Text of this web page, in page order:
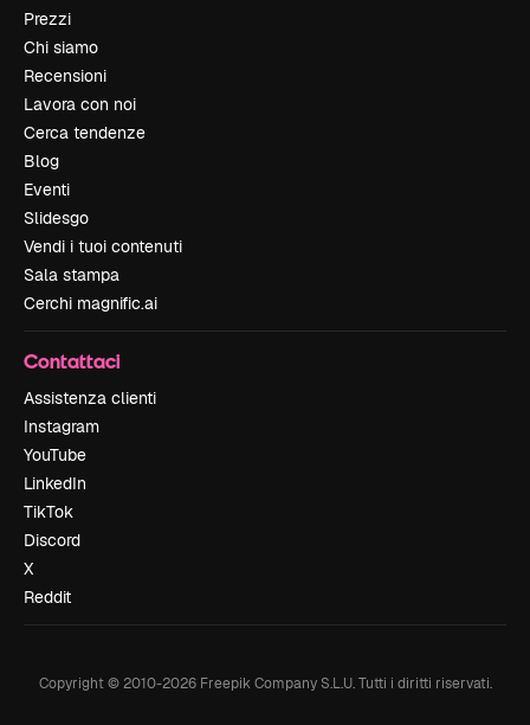
Prezzi
Chi siamo
Recensioni
Lavora con noi
Cerca tendenze
Blog
Eventi
Slidesgo
Vendi i tuoi contenuti
Sala stampa
Cerchi magnific.ai
Contattaci
Assistenza clienti
Instagram
YouTube
LinkedIn
TikTok
Discord
X
Reddit
Copyright © 2010-2026Freepik Company S.L.U. Tutti i diritti riservati.